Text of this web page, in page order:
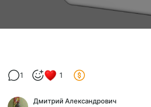
1 1
Дмитрий Александрович